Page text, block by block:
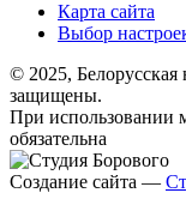
Карта сайта
Выбор
© 2025, Белорусская
защищены.
При использовании
обязательна
Создание сайта —